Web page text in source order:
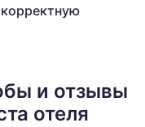
и отзывы
отеля